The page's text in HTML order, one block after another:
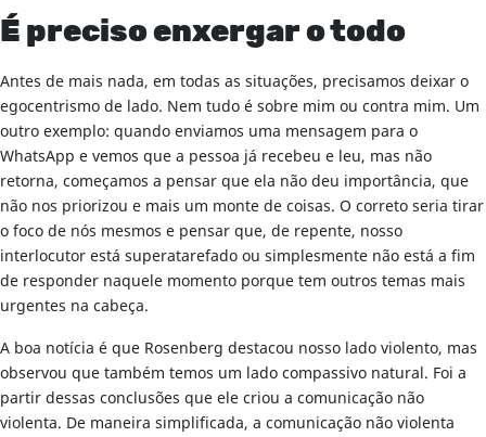
É preciso enxergar o todo
Antes de mais nada, em todas as situações, precisamos deixar o
egocentrismo de lado. Nem tudo é sobre mim ou contra mim. Um
outro exemplo: quando enviamos uma mensagem para o
WhatsApp e vemos que a pessoa já recebeu e leu, mas não
retorna, começamos a pensar que ela não deu importância, que
não nos priorizou e mais um monte de coisas. O correto seria tirar
o foco de nós mesmos e pensar que, de repente, nosso
interlocutor está superatarefado ou simplesmente não está a fim
de responder naquele momento porque tem outros temas mais
urgentes na cabeça.
A boa notícia é que Rosenberg destacou nosso lado violento, mas
observou que também temos um lado compassivo natural. Foi a
partir dessas conclusões que ele criou a comunicação não
violenta. De maneira simplificada, a comunicação não violenta